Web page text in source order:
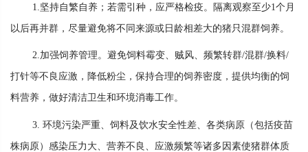
1.坚持自繁自养；若需引种，应严格检疫。隔离观察至少1个月
以后再并群，尽量避免将不同来源或日龄相差大的猪只混群饲养。
2.加强饲养管理。避免饲料霉变、贼风、频繁转群/混群/换料/
打针等不良应激，降低粉尘，保持合理的饲养密度，提供均衡的饲
料营养，做好清洁卫生和环境消毒工作。
3. 环境污染严重、饲料及饮水安全性差、各类病原（包括疫苗
株病原）感染压力大、营养不良、应激频繁等诸多因素使猪群体质